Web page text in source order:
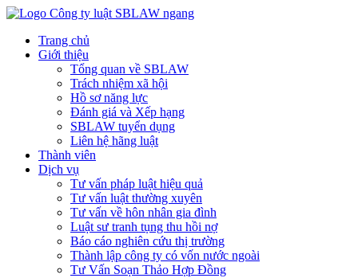
Trang chủ
Giới thiệu
Tổng quan về SBLAW
Trách nhiệm xã hội
Hồ sơ năng lực
Đánh giá và Xếp hạng
SBLAW tuyển dụng
Liên hệ hãng luật
Thành viên
Dịch vụ
Tư vấn pháp luật hiệu quả
Tư vấn luật thường xuyên
Tư vấn về hôn nhân gia đình
Luật sư tranh tụng thu hồi nợ
Báo cáo nghiên cứu thị trường
Thành lập công ty có vốn nước ngoài
Tư Vấn Soạn Thảo Hợp Đồng